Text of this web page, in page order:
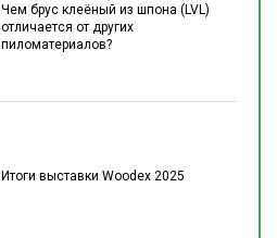
Чем брус клеёный из шпона (LVL)
отличается от других
пиломатериалов?
Итоги выставки Woodex 2025